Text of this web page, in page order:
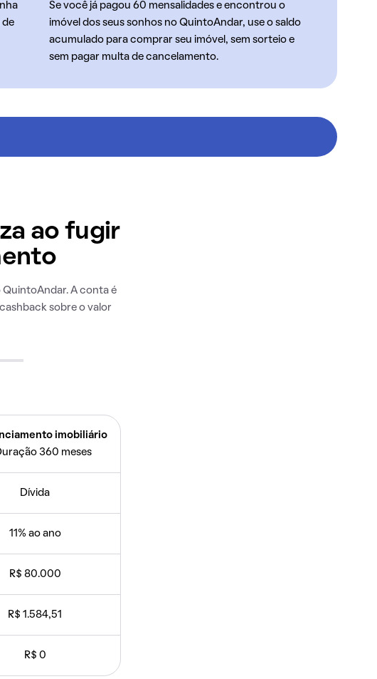
de
Se você já pagou 60 mensalidades e encontrou o
imóvel dos seus sonhos no QuintoAndar, use o saldo
acumulado para comprar seu imóvel, sem sorteio e
sem pagar multa de cancelamento.
ao fugir
A conta é
sobre o valor
imobiliário
360 meses
Dívida
11% ao ano
R$ 80.000
R$ 1.584,51
R$ 0